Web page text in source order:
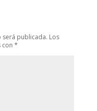
publicada. Los
con *